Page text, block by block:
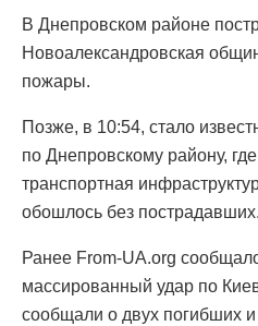
В Днепровском районе
Новоалександровская
пожары.
Позже, в 10:54, стало
по Днепровскому району,
транспортная
обошлось без пострадавших.
Ранее From-UA.org
массированный удар по
сообщали о двух погибших